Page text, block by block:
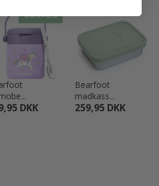
UDSALG
DKK
Bearfoot
madkass...
259,95 DKK